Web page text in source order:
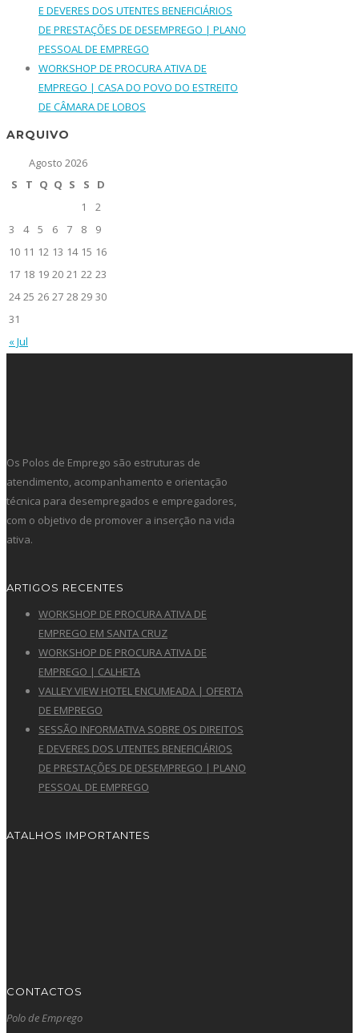
E DEVERES DOS UTENTES BENEFICIÁRIOS
DE PRESTAÇÕES DE DESEMPREGO | PLANO
PESSOAL DE EMPREGO
WORKSHOP DE PROCURA ATIVA DE
EMPREGO | CASA DO POVO DO ESTREITO
DE CÂMARA DE LOBOS
ARQUIVO
Agosto 2026
S
T Q Q S S D
« Jul
1
2
3
4 5 6 7 8
9
10 11 12 13 14 15 16
17 18 19 20 21 22 23
24 25 26 27 28 29 30
31
Os Polos de Emprego são estruturas de
atendimento, acompanhamento e orientação
técnica para desempregados e empregadores,
com o objetivo de promover a inserção na vida
ativa.
ARTIGOS RECENTES
WORKSHOP DE PROCURA ATIVA DE
EMPREGO EM SANTA CRUZ
WORKSHOP DE PROCURA ATIVA DE
EMPREGO | CALHETA
VALLEY VIEW HOTEL ENCUMEADA | OFERTA
DE EMPREGO
SESSÃO INFORMATIVA SOBRE OS DIREITOS
E DEVERES DOS UTENTES BENEFICIÁRIOS
DE PRESTAÇÕES DE DESEMPREGO | PLANO
PESSOAL DE EMPREGO
ATALHOS IMPORTANTES
CONTACTOS
Polo de Emprego